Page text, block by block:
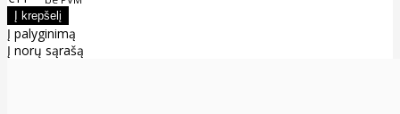
Į palyginimą
Į norų sąrašą